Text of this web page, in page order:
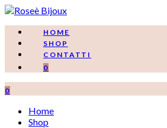
Salta
contenutoHOME
SHOP
CONTATTI
0
0
Home
Shop